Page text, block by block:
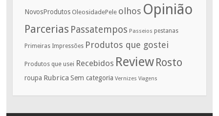
NovosProdutos OleosidadePele olhos Opinião
Parcerias Passatempos Passeios pestanas
Primeiras Impressões Produtos que gostei
Produtos que usei Recebidos Review Rosto
roupa Rubrica Sem categoria Vernizes Viagens